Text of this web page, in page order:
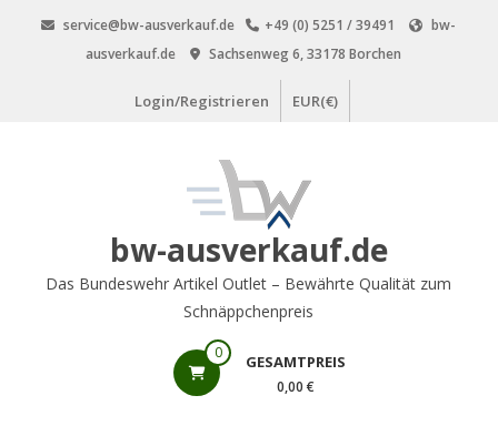
service@bw-ausverkauf.de +49 (0) 5251 / 39491
bw-
ausverkauf.de
Sachsenweg 6, 33178 Borchen
Login/Registrieren EUR(€)
bw-ausverkauf.de
Das Bundeswehr Artikel Outlet – Bewährte Qualität zum
Schnäppchenpreis
0 GESAMTPREIS
0,00 €